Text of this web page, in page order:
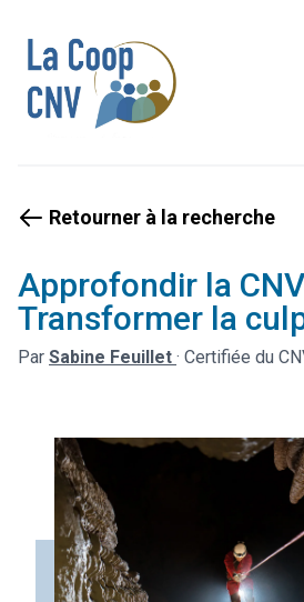
Retourner à la recherche
Approfondir la
Transformer la
Par Sabine Feuillet · Certifiée du